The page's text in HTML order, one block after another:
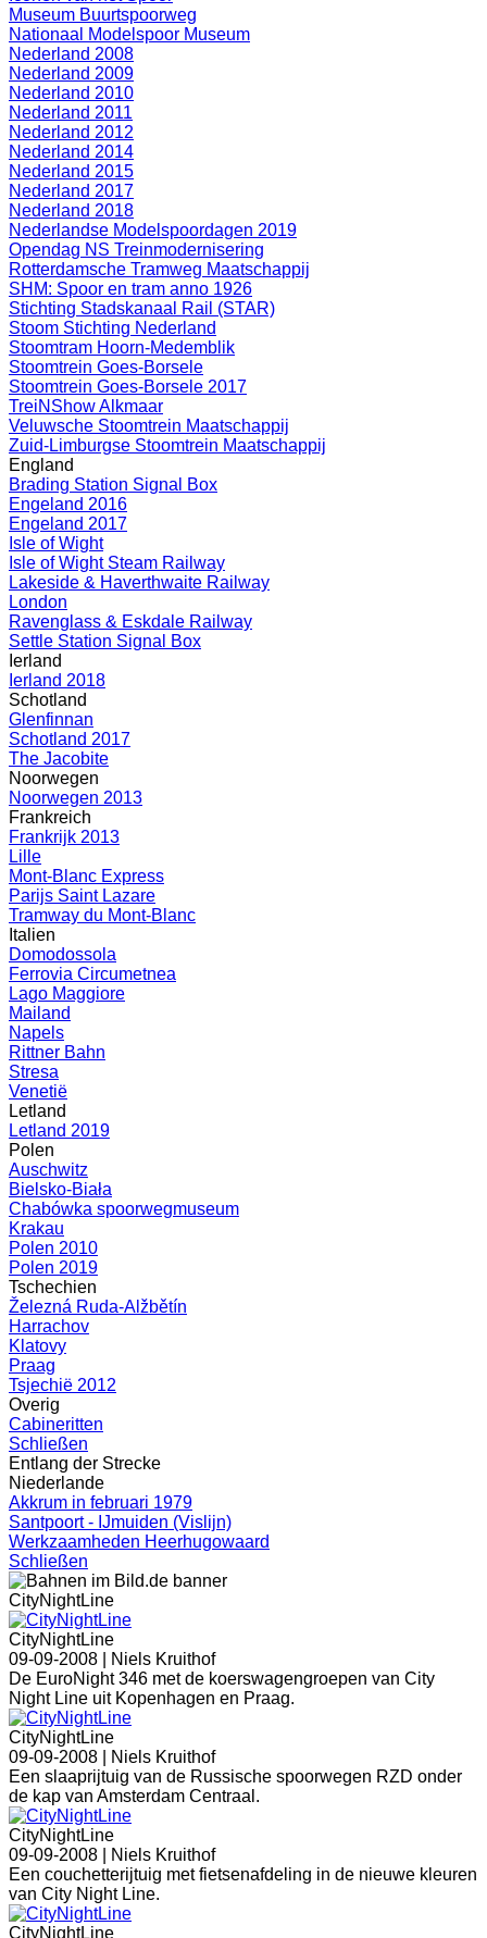
Museum Buurtspoorweg
Nationaal Modelspoor Museum
Nederland 2008
Nederland 2009
Nederland 2010
Nederland 2011
Nederland 2012
Nederland 2014
Nederland 2015
Nederland 2017
Nederland 2018
Nederlandse Modelspoordagen 2019
Opendag NS Treinmodernisering
Rotterdamsche Tramweg Maatschappij
SHM: Spoor en tram anno 1926
Stichting Stadskanaal Rail (STAR)
Stoom Stichting Nederland
Stoomtram Hoorn-Medemblik
Stoomtrein Goes-Borsele
Stoomtrein Goes-Borsele 2017
TreiNShow Alkmaar
Veluwsche Stoomtrein Maatschappij
Zuid-Limburgse Stoomtrein Maatschappij
England
Brading Station Signal Box
Engeland 2016
Engeland 2017
Isle of Wight
Isle of Wight Steam Railway
Lakeside & Haverthwaite Railway
London
Ravenglass & Eskdale Railway
Settle Station Signal Box
Ierland
Ierland 2018
Schotland
Glenfinnan
Schotland 2017
The Jacobite
Noorwegen
Noorwegen 2013
Frankreich
Frankrijk 2013
Lille
Mont-Blanc Express
Parijs Saint Lazare
Tramway du Mont-Blanc
Italien
Domodossola
Ferrovia Circumetnea
Lago Maggiore
Mailand
Napels
Rittner Bahn
Stresa
Venetië
Letland
Letland 2019
Polen
Auschwitz
Bielsko-Biała
Chabówka spoorwegmuseum
Krakau
Polen 2010
Polen 2019
Tschechien
Železná Ruda-Alžbětín
Harrachov
Klatovy
Praag
Tsjechië 2012
Overig
Cabineritten
Schließen
Entlang der Strecke
Niederlande
Akkrum in februari 1979
Santpoort - IJmuiden (Vislijn)
Werkzaamheden Heerhugowaard
Schließen
CityNightLine
CityNightLine
09-09-2008 |
Niels Kruithof
De EuroNight 346 met de koerswagengroepen van City
Night Line uit Kopenhagen en Praag.
CityNightLine
09-09-2008 |
Niels Kruithof
Een slaaprijtuig van de Russische spoorwegen RZD onder
de kap van Amsterdam Centraal.
CityNightLine
09-09-2008 |
Niels Kruithof
Een couchetterijtuig met fietsenafdeling in de nieuwe kleuren
van City Night Line.
CityNightLine